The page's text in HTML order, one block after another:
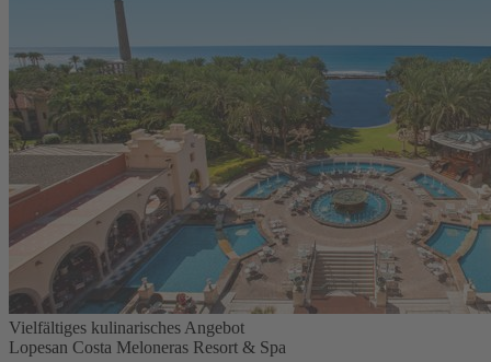
Vielfältiges kulinarisches Angebot
Lopesan Costa Meloneras Resort & Spa